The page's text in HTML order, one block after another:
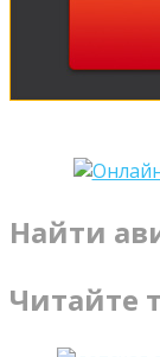
Найти
Читайте